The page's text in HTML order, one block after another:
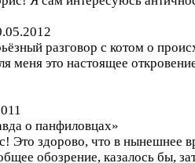
разговор с котом о
меня это настоящее
о панфиловцах»
Это здорово, что в нынешнее
обозрение, казалось бы,